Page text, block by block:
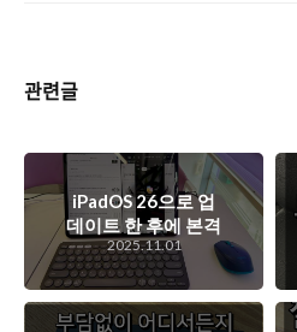
관련글
iPadOS 26으로 업
데이트 한 후에 본격
적으로 활용하기 시
작한 내 아이패드 이
야기
2025.11.01